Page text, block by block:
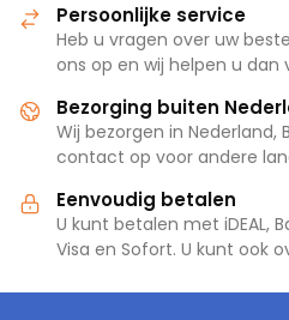
Persoonlijke service
Heb u vragen over uw
ons op en wij helpen u dan
Bezorging buiten
Wij bezorgen in Nederland,
contact op voor andere
Eenvoudig betalen
U kunt betalen met iDEAL,
Visa en Sofort. U kunt ook